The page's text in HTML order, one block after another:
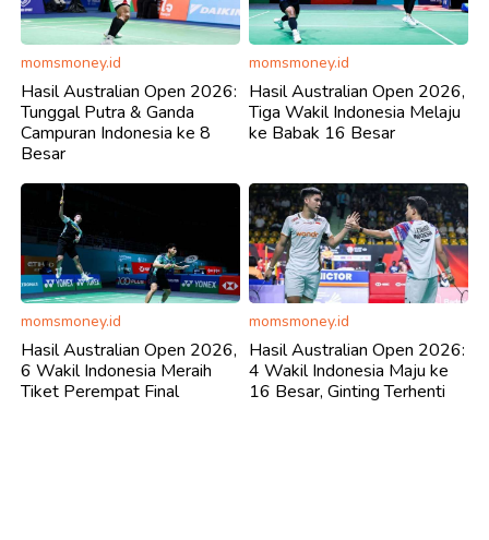
momsmoney.id
Hasil Australian Open 2026:
Tunggal Putra & Ganda
Campuran Indonesia ke 8
Besar
momsmoney.id
Hasil Australian Open 2026,
Tiga Wakil Indonesia Melaju
ke Babak 16 Besar
momsmoney.id
Hasil Australian Open 2026,
6 Wakil Indonesia Meraih
Tiket Perempat Final
momsmoney.id
Hasil Australian Open 2026:
4 Wakil Indonesia Maju ke
16 Besar, Ginting Terhenti